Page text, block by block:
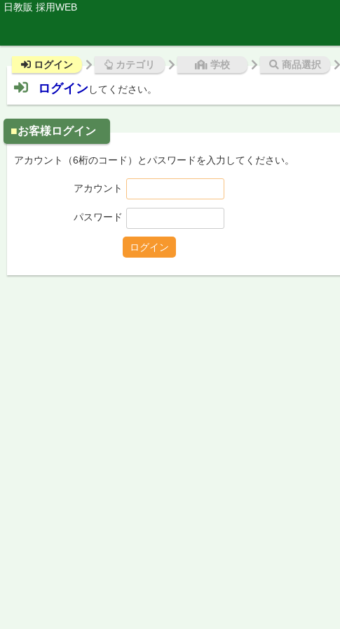
日教販 採用WEB
ログイン カテゴリ 学校 商品選択
ログインしてください。
お客様ログイン
アカウント（6桁のコード）とパスワードを入力してください。
アカウント
パスワード
ログイン